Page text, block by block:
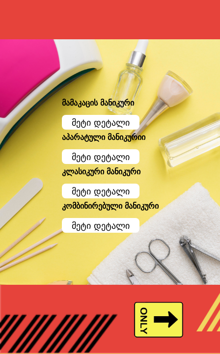
მამაკაცის მანიკური
მეტი დეტალი
აპარატული მანიკურიი
მეტი დეტალი
კლასიკური მანიკური
მეტი დეტალი
კომბინირებული მანიკური
მეტი დეტალი